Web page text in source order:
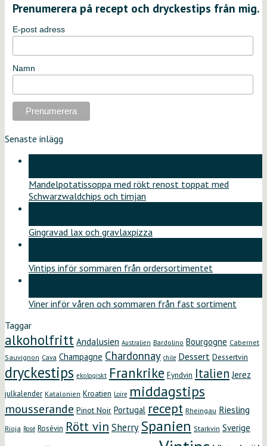
Prenumerera på recept och dryckestips från mig.
E-post adress
Namn
Senaste inlägg
Mandelpotatissoppa med rökt renost toppat med
Schwarzwaldchips och timjan
Gingravad lax och gravlaxpizza
Vintips inför sommaren från ordersortimentet
Viner inför våren och sommaren från fast sortiment
Taggar
alkoholfritt Andalusien Australien Bardolino Bourgogne Cabernet
Sauvignon Cava Champagne Chardonnay chile Dessert Dessertvin
dryckestips ekologiskt Frankrike Fyndvin Italien Jerez
julkalender Katalonien Kroatien Loire middagstips
mousserande Pinot Noir Portugal recept Rheingau Riesling
Rioja Rosé Rosévin Rött vin SherrySpanien Starkvin Sverige